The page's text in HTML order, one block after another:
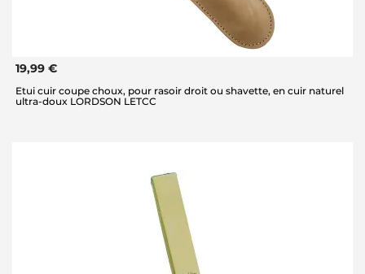
19,99 €
Etui cuir coupe choux, pour rasoir droit ou shavette, en cuir naturel
ultra-doux LORDSON LETCC